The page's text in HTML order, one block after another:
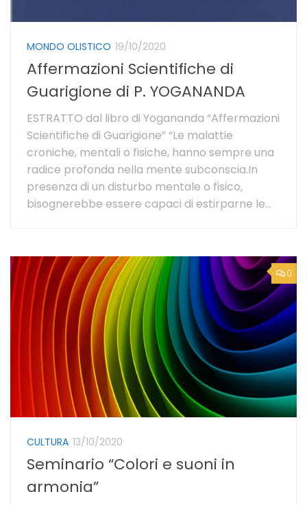
MONDO OLISTICO 19/10/2020
Affermazioni Scientifiche di
Guarigione di P. YOGANANDA
ESTRATTO dal libro di Yogananda “Affermazioni
Scientifiche di Guarigione” “Le malattie
croniche, mentali o fisiche, hanno sempre una
radice profonda nella mente subconscia.In
presenza di un disturbo mentale o fisico,
bisognerebbe essere capaci di estirparne le...
0
CULTURA 13/10/2020
Seminario “Colori e suoni in
armonia”